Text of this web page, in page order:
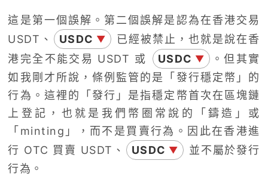
這是第一個誤解。第二個誤解是認為在香港交易
USDT、
USDC ▼
已經被禁止，也就是說在香
港完全不能交易 USDT 或
USDC ▼
。但其實
如我剛才所說，條例監管的是「發行穩定幣」的
行為。這裡的「發行」是指穩定幣首次在區塊鏈
上登記，也就是我們幣圈常說的「鑄造」或
「minting」，而不是買賣行為。因此在香港進
行 OTC 買賣 USDT、
USDC ▼
並不屬於發行
行為。